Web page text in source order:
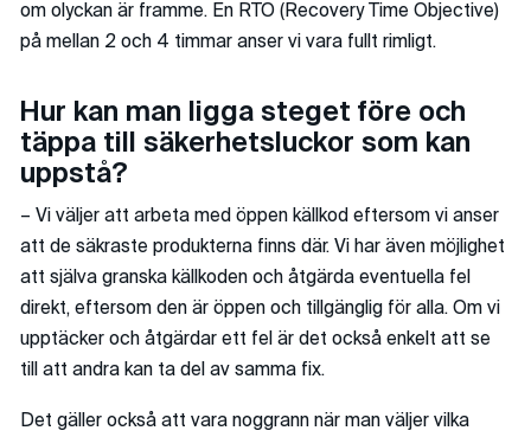
om olyckan är framme. En RTO (Recovery Time Objective)
på mellan 2 och 4 timmar anser vi vara fullt rimligt.
Hur kan man ligga steget före och
täppa till säkerhetsluckor som kan
uppstå?
– Vi väljer att arbeta med öppen källkod eftersom vi anser
att de säkraste produkterna finns där. Vi har även möjlighet
att själva granska källkoden och åtgärda eventuella fel
direkt, eftersom den är öppen och tillgänglig för alla. Om vi
upptäcker och åtgärdar ett fel är det också enkelt att se
till att andra kan ta del av samma fix.
Det gäller också att vara noggrann när man väljer vilka